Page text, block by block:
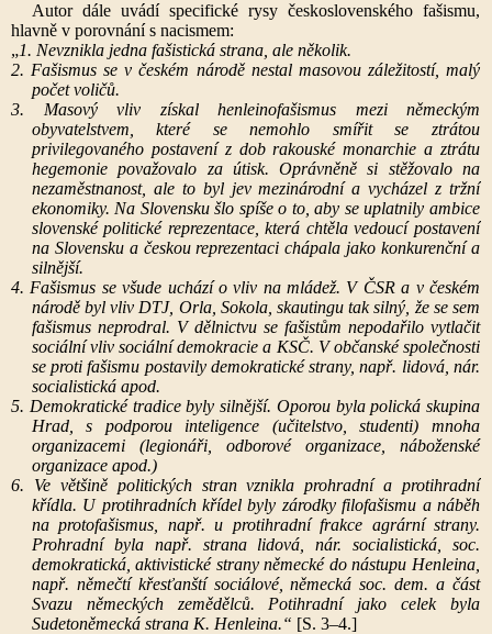
Autor dále uvádí specifické rysy československého fašismu,
hlavně v porovnání s nacismem:
„1. Nevznikla jedna fašistická strana, ale několik.
2. Fašismus se v českém národě nestal masovou záležitostí, malý
počet voličů.
3. Masový vliv získal henleinofašismus mezi německým
obyvatelstvem, které se nemohlo smířit se ztrátou
privilegovaného postavení z dob rakouské monarchie a ztrátu
hegemonie považovalo za útisk. Oprávněně si stěžovalo na
nezaměstnanost, ale to byl jev mezinárodní a vycházel z tržní
ekonomiky. Na Slovensku šlo spíše o to, aby se uplatnily ambice
slovenské politické reprezentace, která chtěla vedoucí postavení
na Slovensku a českou reprezentaci chápala jako konkurenční a
silnější.
4. Fašismus se všude uchází o vliv na mládež. V ČSR a v českém
národě byl vliv DTJ, Orla, Sokola, skautingu tak silný, že se sem
fašismus neprodral. V dělnictvu se fašistům nepodařilo vytlačit
sociální vliv sociální demokracie a KSČ. V občanské společnosti
se proti fašismu postavily demokratické strany, např. lidová, nár.
socialistická apod.
5. Demokratické tradice byly silnější. Oporou byla polická skupina
Hrad, s podporou inteligence (učitelstvo, studenti) mnoha
organizacemi (legionáři, odborové organizace, náboženské
organizace apod.)
6. Ve většině politických stran vznikla prohradní a protihradní
křídla. U protihradních křídel byly zárodky filofašismu a náběh
na protofašismus, např. u protihradní frakce agrární strany.
Prohradní byla např. strana lidová, nár. socialistická, soc.
demokratická, aktivistické strany německé do nástupu Henleina,
např. němečtí křesťanští sociálové, německá soc. dem. a část
Svazu německých zemědělců. Potihradní jako celek byla
Sudetoněmecká strana K. Henleina.“ [S. 3–4.]